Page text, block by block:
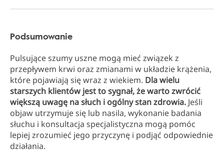
Podsumowanie
Pulsujące szumy uszne mogą mieć związek z
przepływem krwi oraz zmianami w układzie krążenia,
które pojawiają się wraz z wiekiem. Dla wielu
starszych klientów jest to sygnał, że warto zwrócić
większą uwagę na słuch i ogólny stan zdrowia. Jeśli
objaw utrzymuje się lub nasila, wykonanie badania
słuchu i konsultacja specjalistyczna mogą pomóc
lepiej zrozumieć jego przyczynę i podjąć odpowiednie
działania.